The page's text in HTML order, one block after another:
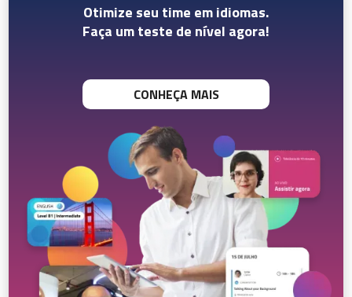
Otimize seu time em idiomas.
Faça um teste de nível agora!
CONHEÇA MAIS